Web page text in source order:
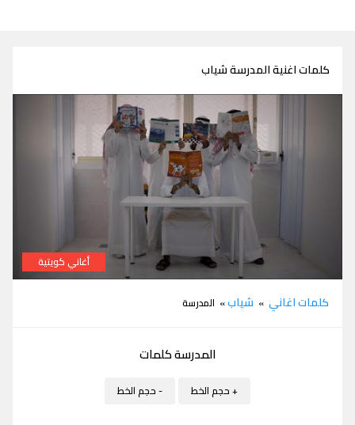
كلمات اغنية المدرسة شياب
أغاني كويتية
كلمات اغاني » شياب» المدرسة
المدرسة كلمات
+ حجم الخط - حجم الخط